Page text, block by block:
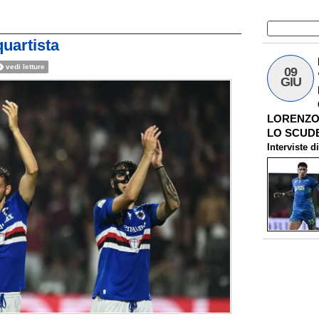
vedi letture 09
GIU
LO
Interviste